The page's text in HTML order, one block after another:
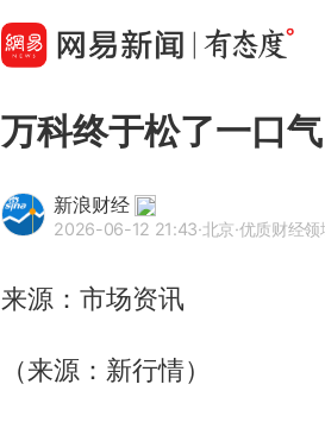
万科终于松了一口气
新浪财经
2026-06-12 21:43·北京·优质财经
来源：市场资讯
（来源：新行情）